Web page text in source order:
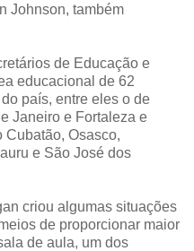
Johnson, também
de Educação e
educacional de 62
país, entre eles o de
Janeiro e Fortaleza e
Cubatão, Osasco,
e São José dos
criou algumas situações
de proporcionar maior
de aula, um dos